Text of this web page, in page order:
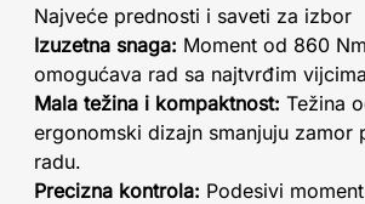
Najveće prednosti i saveti za izbor
Izuzetna snaga: Moment od 860
omogućava rad sa najtvrđim
Mala težina i kompaktnost: Težina
ergonomski dizajn smanjuju zamor
radu.
Precizna kontrola: Podesivi